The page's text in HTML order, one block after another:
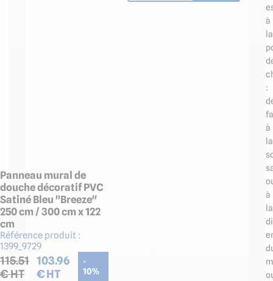
Panneau mural de
douche décoratif PVC
Satiné Bleu "Breeze"
250 cm / 300 cm x 122
cm
Référence produit :
1399_9729
115.51
€ HT
103.96
€ HT
-
10%
à
la
:
à
la
à
la